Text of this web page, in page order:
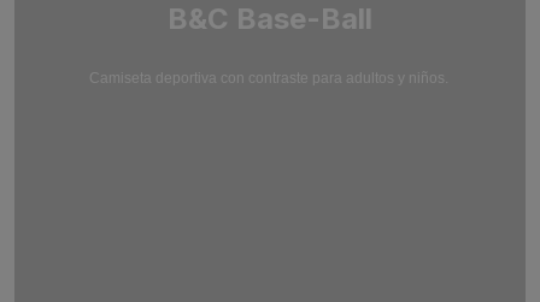
B&C Base-Ball
Camiseta deportiva con contraste para adultos y niños.